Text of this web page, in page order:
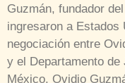
Guzmán, fundador
ingresaron a Estados
negociación entre
y el Departamento
México. Ovidio